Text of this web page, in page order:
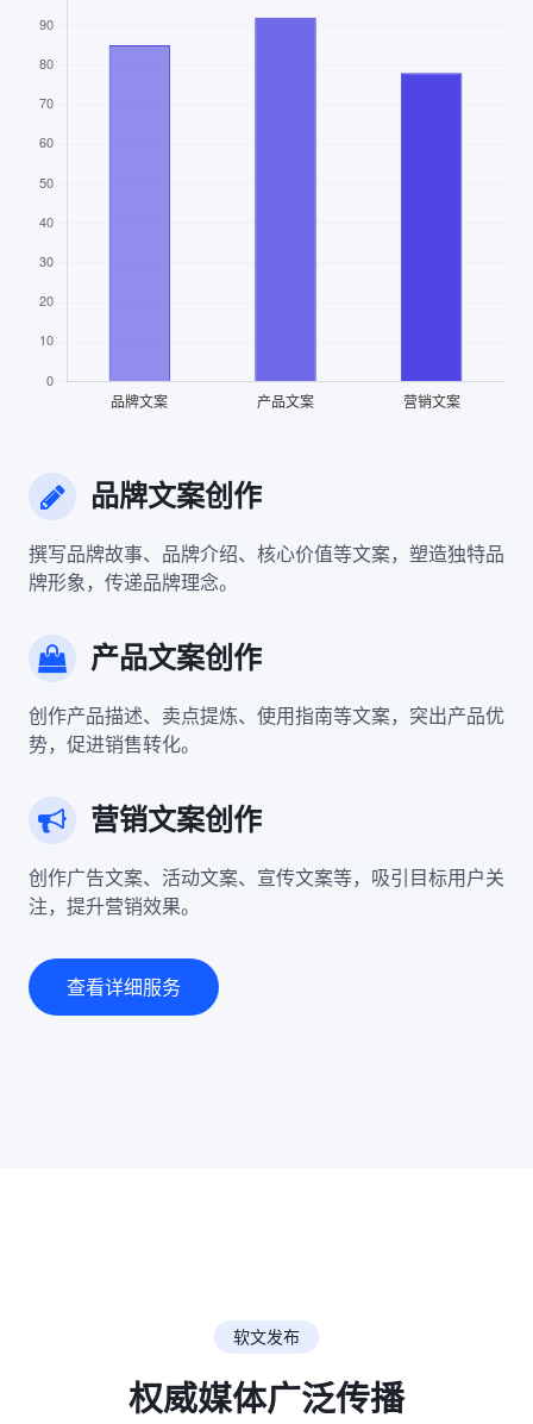
品牌文案创作
撰写品牌故事、品牌介绍、核心价值等文案，塑造独特品
牌形象，传递品牌理念。
产品文案创作
创作产品描述、卖点提炼、使用指南等文案，突出产品优
势，促进销售转化。
营销文案创作
创作广告文案、活动文案、宣传文案等，吸引目标用户关
注，提升营销效果。
查看详细服务
软文发布
权威媒体广泛传播